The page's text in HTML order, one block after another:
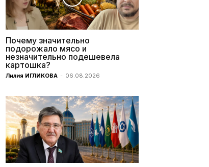
Почему значительно
подорожало мясо и
незначительно подешевела
картошка?
Лилия ИГЛИКОВА - 06.08.2026